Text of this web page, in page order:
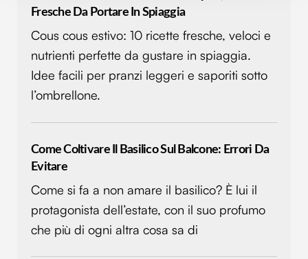
modificare o ritirare il tuo consenso in qualsiasi momento
dalla Dichiarazione sui cookie.
Utilizziamo i cookie per personalizzare contenuti ed
annunci, per fornire funzionalità dei social media e per
analizzare il nostro traffico. Condividiamo inoltre
pubblicità e social media, i quali potrebbero combinarle
con altre informazioni che hai fornito loro o che hanno
Fresche Da Portare In Spiaggia
Cous cous estivo: 10 ricette fresche, veloci e
nutrienti perfette da gustare in spiaggia.
Idee facili per pranzi leggeri e saporiti sotto
l’ombrellone.
Come Coltivare Il Basilico Sul Balcone: Errori Da
Evitare
Come si fa a non amare il basilico? È lui il
protagonista dell’estate, con il suo profumo
che più di ogni altra cosa sa di